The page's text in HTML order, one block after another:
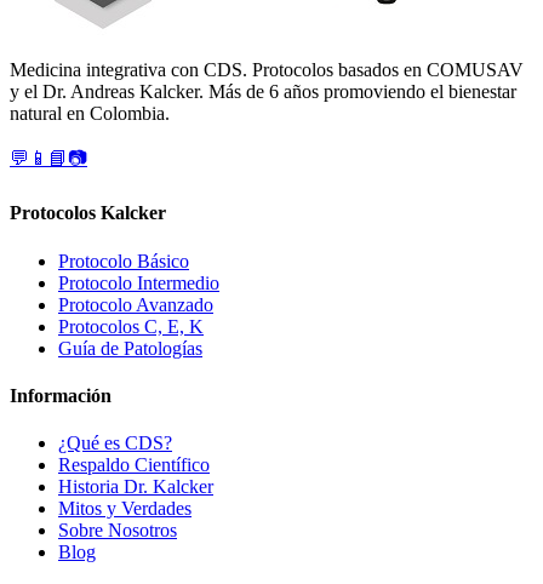
Medicina integrativa con CDS. Protocolos basados en COMUSAV
y el Dr. Andreas Kalcker. Más de 6 años promoviendo el bienestar
natural en Colombia.
💬 📱 📘📷
Protocolos Kalcker
Protocolo Básico
Protocolo Intermedio
Protocolo Avanzado
Protocolos C, E, K
Guía de Patologías
Información
¿Qué es CDS?
Respaldo Científico
Historia Dr. Kalcker
Mitos y Verdades
Sobre Nosotros
Blog